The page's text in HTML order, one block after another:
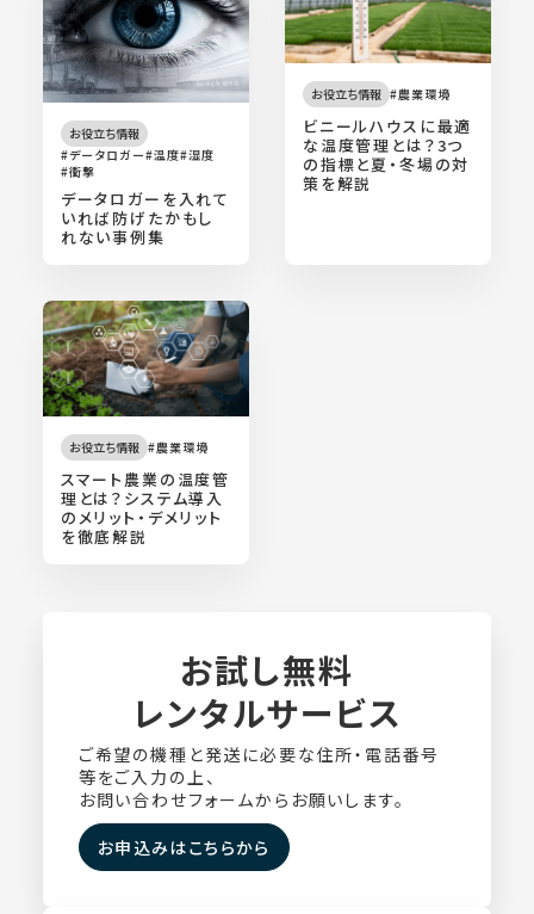
お役立ち情報
データロガー 温度 湿度
衝撃
データロガーを入れて
いれば防げたかもし
れない事例集
お役立ち情報 農業環境
ビニールハウスに最適
な温度管理とは？3つ
の指標と夏・冬場の対
策を解説
お役立ち情報 農業環境
スマート農業の温度管
理とは？システム導入
のメリット・デメリット
を徹底解説
お試し無料
レンタルサービス
ご希望の機種と発送に必要な住所・電話番号
等をご入力の上、
お問い合わせフォームからお願いします。
お申込みはこちらから